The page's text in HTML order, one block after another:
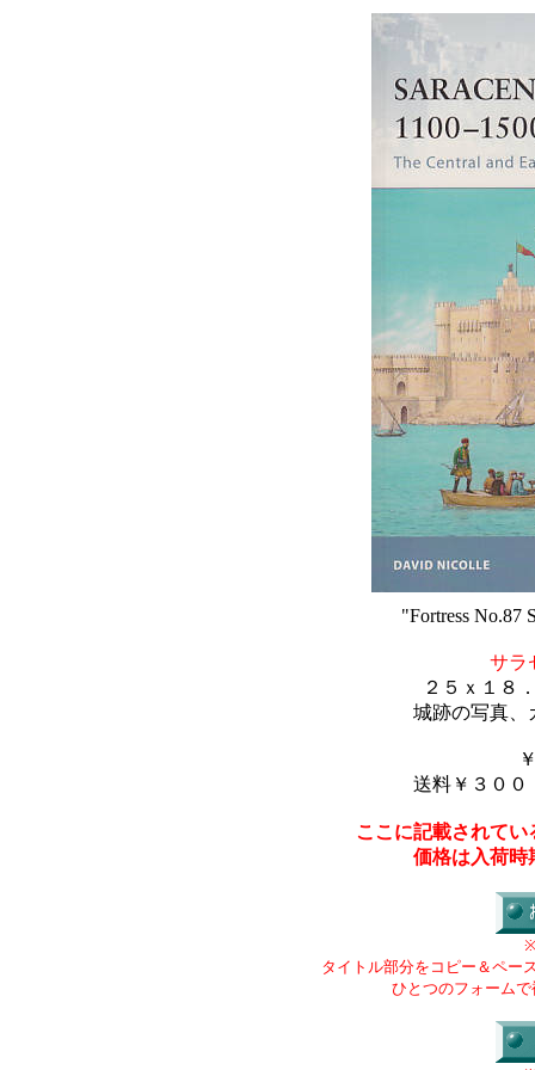
"Fortress No.87
サラ
２５ｘ１８
城跡の写真、
送料￥３００
ここに記載されて
価格は入荷時
タイトル部分をコピー＆ペー
ひとつのフォーム